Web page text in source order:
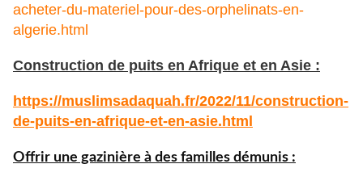
acheter-du-materiel-pour-des-orphelinats-en-
algerie.html
Construction de puits en Afrique et en Asie :
https://muslimsadaquah.fr/2022/11/construction-
de-puits-en-afrique-et-en-asie.html
Offrir une gazinière à des familles démunis :